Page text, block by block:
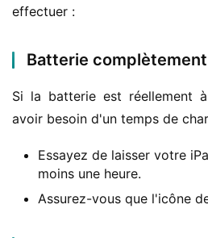
effectuer :
Batterie
Si la batterie est réellement
avoir besoin d'un temps de
Essayez de laisser votre
moins une heure.
Assurez-vous que l'icône